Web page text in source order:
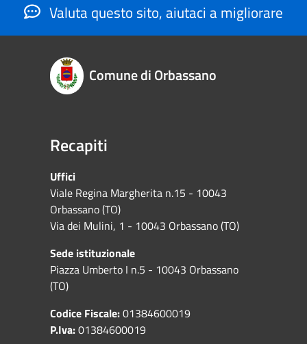
Valuta questo sito, aiutaci a migliorare
Comune di Orbassano
Recapiti
Uffici
Viale Regina Margherita n.15 - 10043
Orbassano (TO)
Via dei Mulini, 1 - 10043 Orbassano (TO)
Sede istituzionale
Piazza Umberto I n.5 - 10043 Orbassano
(TO)
Codice Fiscale:01384600019
P.Iva:01384600019